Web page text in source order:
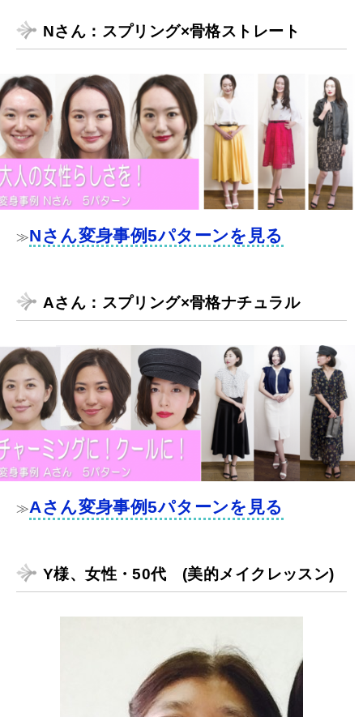
Nさん：スプリング×骨格ストレート
≫Nさん変身事例5パターンを見る
Aさん：スプリング×骨格ナチュラル
≫Aさん変身事例5パターンを見る
Y様、女性・50代 (美的メイクレッスン)